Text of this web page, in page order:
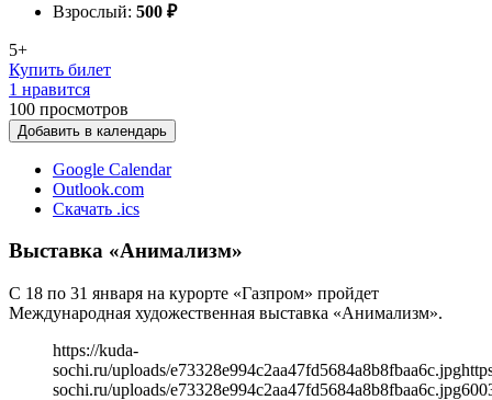
Взрослый: 500 ₽
5+
Купить билет
1 нравится
100 просмотров
Добавить в календарь
Google Calendar
Outlook.com
Скачать .ics
Выставка «Анимализм»
С 18 по 31 января на курорте «Газпром» пройдет
Международная художественная выставка «Анимализм».
https://kuda-
sochi.ru/uploads/e73328e994c2aa47fd5684a8b8fbaa6c.jpg
sochi.ru/uploads/e73328e994c2aa47fd5684a8b8fbaa6c.jpg600